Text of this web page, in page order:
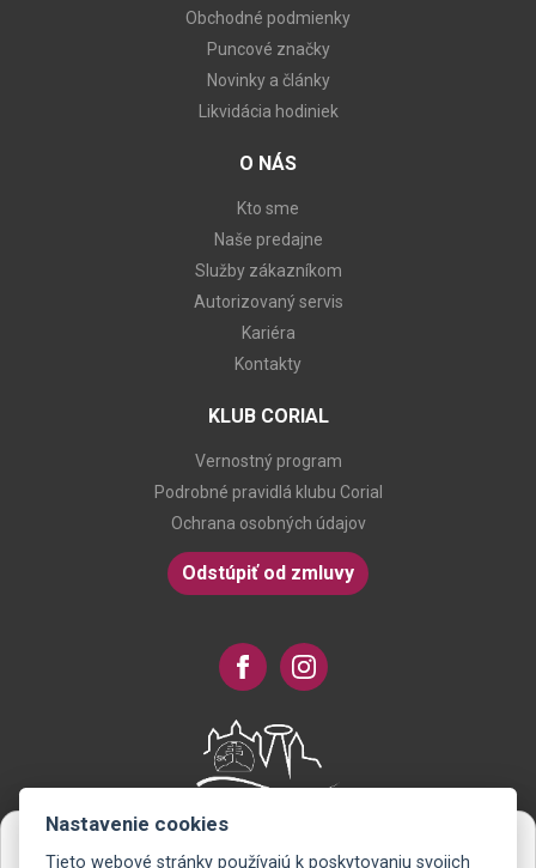
Obchodné podmienky
Puncové značky
Novinky a články
Likvidácia hodiniek
O NÁS
Kto sme
Naše predajne
Služby zákazníkom
Autorizovaný servis
Kariéra
Kontakty
KLUB CORIAL
Vernostný program
Podrobné pravidlá klubu Corial
Ochrana osobných údajov
Odstúpiť od zmluvy
Nastavenie cookies
Tieto webové stránky používajú k poskytovaniu svojich